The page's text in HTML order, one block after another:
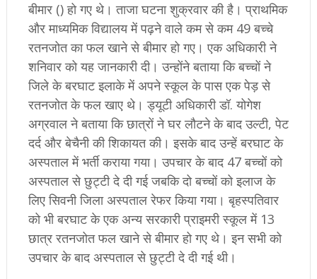
बीमार () हो गए थे। ताजा घटना शुक्रवार की है। प्राथमिक
और माध्यमिक विद्यालय में पढ़ने वाले कम से कम 49 बच्चे
रतनजोत का फल खाने से बीमार हो गए। एक अधिकारी ने
शनिवार को यह जानकारी दी। उन्होंने बताया कि बच्चों ने
जिले के बरघाट इलाके में अपने स्कूल के पास एक पेड़ से
रतनजोत के फल खाए थे। ड्यूटी अधिकारी डॉ. योगेश
अग्रवाल ने बताया कि छात्रों ने घर लौटने के बाद उल्टी, पेट
दर्द और बेचैनी की शिकायत की। इसके बाद उन्हें बरघाट के
अस्पताल में भर्ती कराया गया। उपचार के बाद 47 बच्चों को
अस्पताल से छुट्टी दे दी गई जबकि दो बच्चों को इलाज के
लिए सिवनी जिला अस्पताल रेफर किया गया। बृहस्पतिवार
को भी बरघाट के एक अन्य सरकारी प्राइमरी स्कूल में 13
छात्र रतनजोत फल खाने से बीमार हो गए थे। इन सभी को
उपचार के बाद अस्पताल से छुट्टी दे दी गई थी।